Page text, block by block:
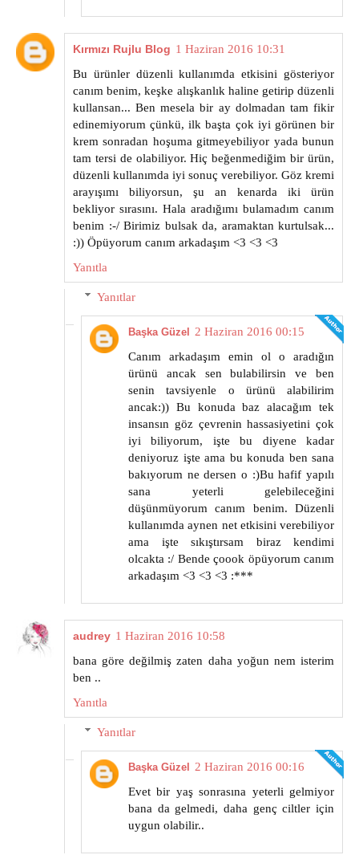
Kırmızı Rujlu Blog 1 Haziran 2016 10:31
Bu ürünler düzenli kullanımda etkisini gösteriyor
canım benim, keşke alışkanlık haline getirip düzenli
kullansan... Ben mesela bir ay dolmadan tam fikir
edinemiyorum çünkü, ilk başta çok iyi görünen bir
krem sonradan hoşuma gitmeyebiliyor yada bunun
tam tersi de olabiliyor. Hiç beğenmediğim bir ürün,
düzenli kullanımda iyi sonuç verebiliyor. Göz kremi
arayışımı biliyorsun, şu an kenarda iki ürün
bekliyor sırasını. Hala aradığımı bulamadım canım
benim :-/ Birimiz bulsak da, aramaktan kurtulsak...
:)) Öpüyorum canım arkadaşım <3 <3 <3
Yanıtla
Yanıtlar
Başka Güzel 2 Haziran 2016 00:15
Canım arkadaşım emin ol o aradığın
ürünü ancak sen bulabilirsin ve ben
senin tavsiyenle o ürünü alabilirim
ancak:)) Bu konuda baz alacağım tek
insansın göz çevrenin hassasiyetini çok
iyi biliyorum, işte bu diyene kadar
deniyoruz işte ama bu konuda ben sana
bakıyorum ne dersen o :)Bu hafif yapılı
sana yeterli gelebileceğini
düşünmüyorum canım benim. Düzenli
kullanımda aynen net etkisini verebiliyor
ama işte sıkıştırsam biraz kendimi
olcakta :/ Bende çoook öpüyorum canım
arkadaşım <3 <3 <3 :***
audrey 1 Haziran 2016 10:58
bana göre değilmiş zaten daha yoğun nem isterim
ben ..
Yanıtla
Yanıtlar
Başka Güzel 2 Haziran 2016 00:16
Evet bir yaş sonrasına yeterli gelmiyor
bana da gelmedi, daha genç ciltler için
uygun olabilir..